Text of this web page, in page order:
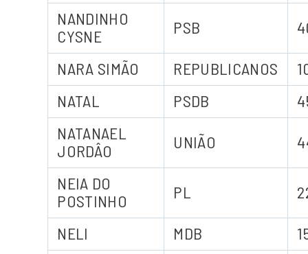
NANDINHO
CYSNE
PSB
NARA SIMÃO REPUBLICANOS
NATAL
PSDB
NATANAEL
JORDÂO
UNIÃO
NEIA DO
POSTINHO
PL
NELI MDB